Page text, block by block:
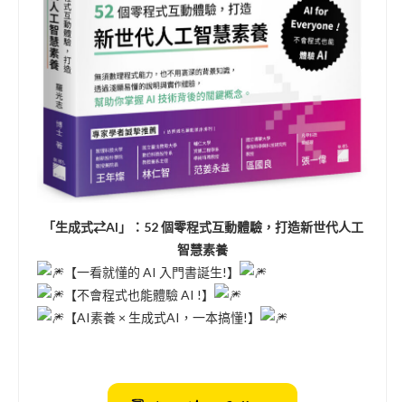
「生成式⇄AI」：52 個零程式互動體驗，打造新世代人工
智慧素養
【一看就懂的 AI 入門書誕生!】
【不會程式也能體驗 AI !】
【AI素養 × 生成式AI，一本搞懂!】